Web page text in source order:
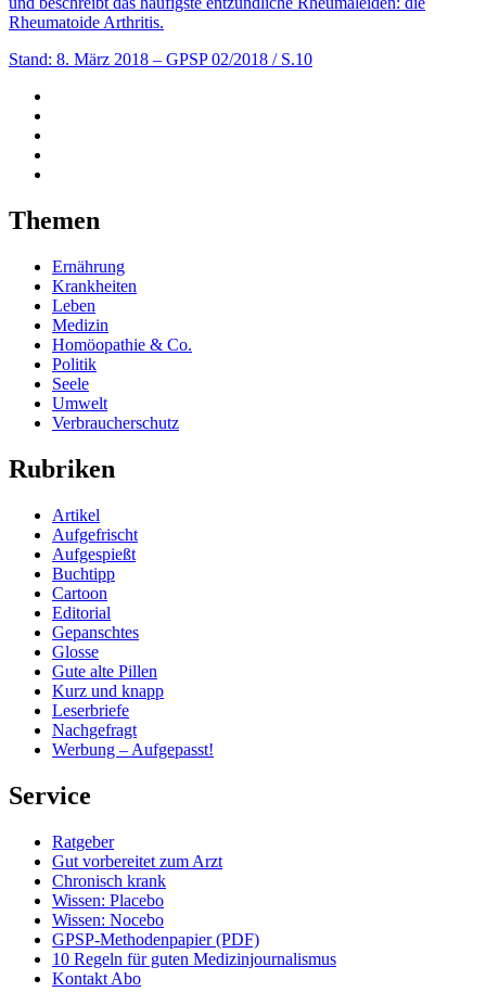
Rheumatoide Arthritis.
Stand: 8. März 2018 – GPSP 02/2018 / S.10
Themen
Ernährung
Krankheiten
Leben
Medizin
Homöopathie & Co.
Politik
Seele
Umwelt
Verbraucherschutz
Rubriken
Artikel
Aufgefrischt
Aufgespießt
Buchtipp
Cartoon
Editorial
Gepanschtes
Glosse
Gute alte Pillen
Kurz und knapp
Leserbriefe
Nachgefragt
Werbung – Aufgepasst!
Service
Ratgeber
Gut vorbereitet zum Arzt
Chronisch krank
Wissen: Placebo
Wissen: Nocebo
GPSP-Methodenpapier (PDF)
10 Regeln für guten Medizinjournalismus
Kontakt Abo